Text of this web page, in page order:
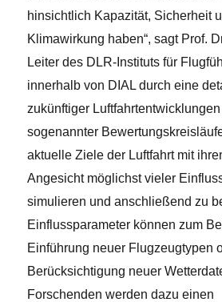
hinsichtlich Kapazität, Sicherheit
Klimawirkung haben“, sagt Prof.
Leiter des DLR-Instituts für
innerhalb von DIAL durch eine
zukünftiger
sogenannter
aktuelle Ziele der Luftfahrt mit
Angesicht möglichst vieler
simulieren und anschließend zu
Einflussparameter können zum
Einführung neuer Flugzeugtypen
Berücksichtigung neuer
Forschenden werden dazu einen